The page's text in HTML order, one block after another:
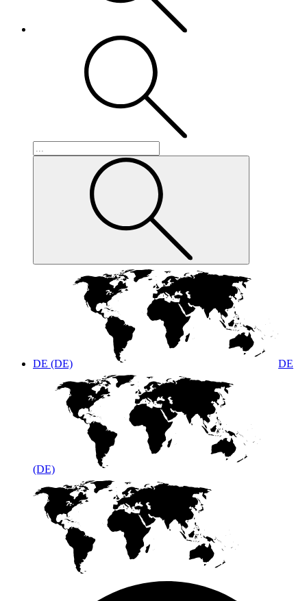
DE (DE) DE
(DE)